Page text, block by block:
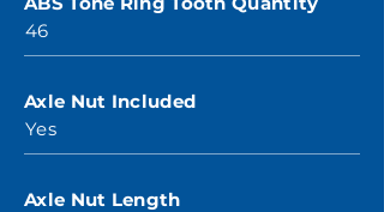
46
Axle Nut Included
Yes
Axle Nut Length